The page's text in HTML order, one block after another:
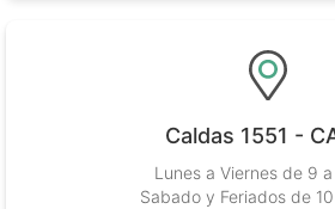
Caldas 1551 -
Lunes a Viernes de 9 a
Sabado y Feriados de 10